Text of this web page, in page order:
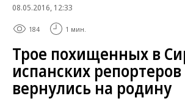
08.05.2016, 12:33
184 1 мин.
Трое похищенных в
испанских репортеров
вернулись на родину